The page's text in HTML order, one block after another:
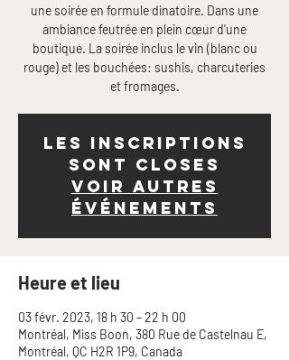
une soirée en formule dinatoire. Dans une
ambiance feutrée en plein cœur d'une
boutique. La soirée inclus le vin (blanc ou
rouge) et les bouchées: sushis, charcuteries
et fromages.
Les inscriptions
sont closes
Voir autres
événements
Heure et lieu
03 févr. 2023, 18 h 30 – 22 h 00
Montréal, Miss Boon, 380 Rue de Castelnau E,
Montréal, QC H2R 1P9, Canada